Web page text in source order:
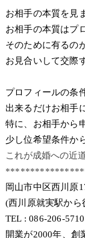
お相手の本質を見
お相手の本質はプ
そのために有るの
お見合いして交際
プロフィールの条
出来るだけお相手
特に、お相手から
少し位希望条件か
これが成婚への近
岡山市中区西川原
(西川原就実駅か
TEL : 086-206-5710
開業が2000年、創